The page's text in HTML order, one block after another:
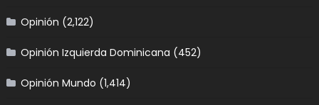
Opinión (2,122)
Opinión Izquierda Dominicana (452)
Opinión Mundo (1,414)